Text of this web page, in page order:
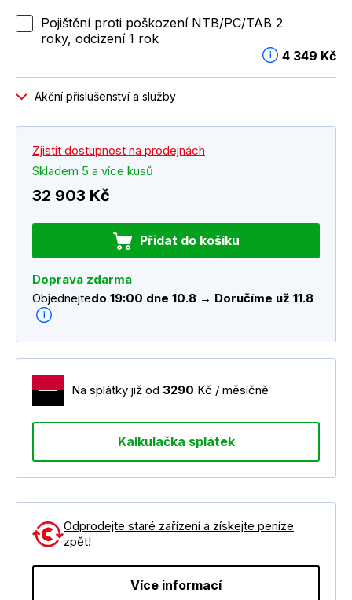
Pojištění proti poškození NTB/PC/TAB 2
roky, odcizení 1 rok
4 349 Kč
Akční příslušenství a služby
Zjistit dostupnost na prodejnách
Skladem 5 a více kusů
32 903 Kč
Přidat do košíku
Doprava zdarma
Objednejtedo 19:00 dne 10.8 → Doručíme už 11.8
Na splátky již od 3290 Kč / měsíčně
Kalkulačka splátek
Odprodejte staré zařízení a získejte peníze
zpět!
Více informací